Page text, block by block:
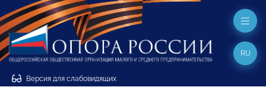
Версия для слабовидящих
RU